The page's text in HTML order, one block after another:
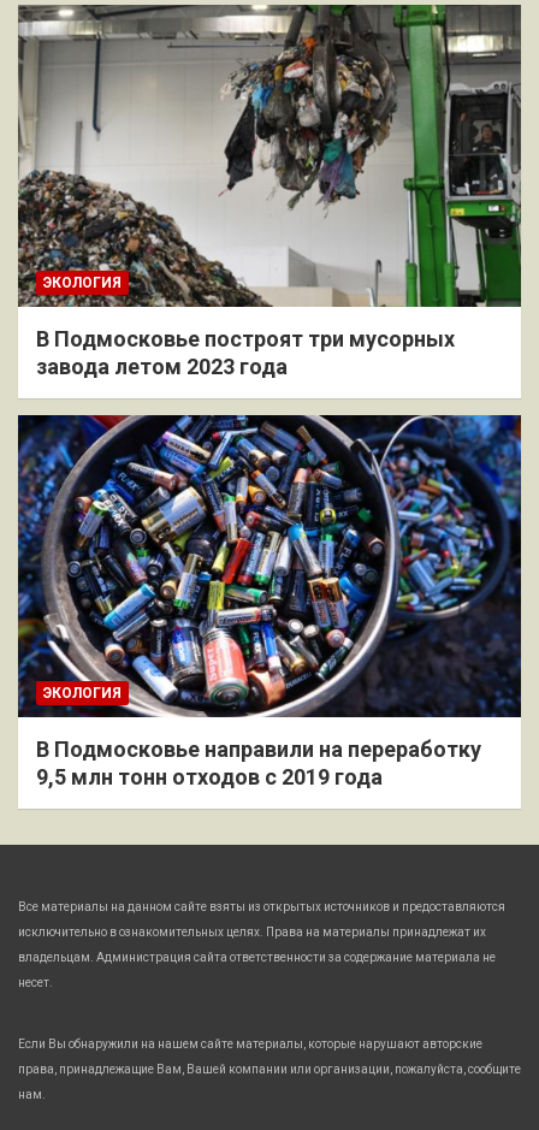
ЭКОЛОГИЯ
В Подмосковье построят три мусорных
завода летом 2023 года
ЭКОЛОГИЯ
В Подмосковье направили на переработку
9,5 млн тонн отходов с 2019 года
Все материалы на данном сайте взяты из открытых источников и предоставляются
исключительно в ознакомительных целях. Права на материалы принадлежат их
владельцам. Администрация сайта ответственности за содержание материала не
несет.
Если Вы обнаружили на нашем сайте материалы, которые нарушают авторские
права, принадлежащие Вам, Вашей компании или организации, пожалуйста, сообщите
нам.